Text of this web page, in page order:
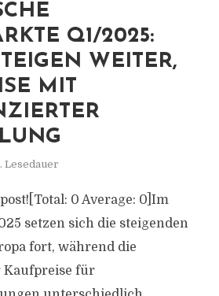
Q1/2025:
WEITER,
MIT
Lesedauer
0 Average: 0]Im
setzen sich die steigenden
fort, während die
für